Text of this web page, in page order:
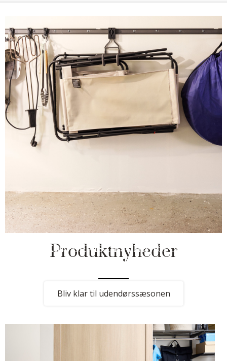
Skab plads til sommerens
projekter og familieliv
Bliv klar til udendørssæsonen
Produktnyheder